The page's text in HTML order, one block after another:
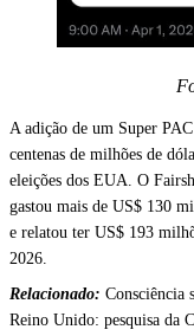
A adição de um Super
centenas de milhões de
eleições dos EUA. O
gastou mais de US$ 130
e relatou ter US$ 193
2026.
Relacionado: Consciência
Reino Unido: pesquisa da